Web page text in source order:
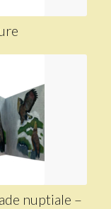
nuptiale –